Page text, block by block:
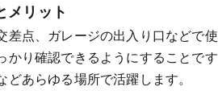
メリット
点、ガレージの出入り口などで
り確認できるようにすることで
あらゆる場所で活躍します。